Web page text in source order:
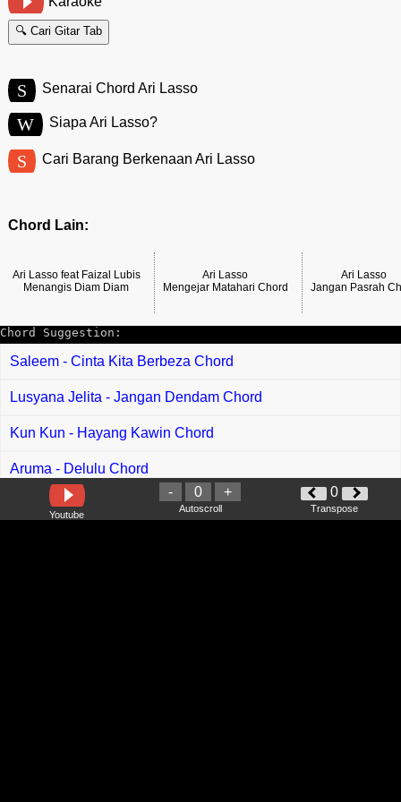
🔍 Cari Gitar Tab
S Senarai Chord Ari Lasso
W Siapa Ari Lasso?
S Cari Barang Berkenaan Ari Lasso
Chord Lain:
Ari Lasso feat Faizal Lubis
Menangis Diam Diam
Ari Lasso
Mengejar Matahari Chord
Ari Lasso
Jangan Pasrah
Chord Suggestion:
Saleem - Cinta Kita Berbeza Chord
Lusyana Jelita - Jangan Dendam Chord
Kun Kun - Hayang Kawin Chord
Aruma - Delulu Chord
Yuna - Believer Chord
Youtube
- 0 +
Autoscroll
0
Transpose